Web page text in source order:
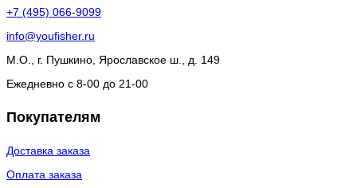
+7 (495) 066-9099
info@youfisher.ru
М.О., г. Пушкино, Ярославское ш., д. 149
Ежедневно с 8-00 до 21-00
Покупателям
Доставка заказа
Оплата заказа